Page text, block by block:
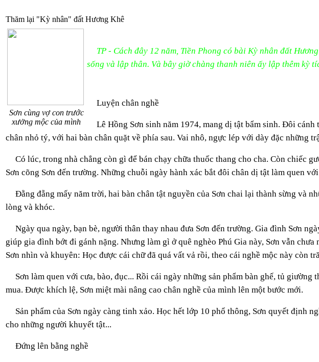
Thăm lại "Kỳ nhân" đất Hương Khê
Sơn cùng vợ con trước
xưởng mộc của mình
TP - Cách đây 12 năm, Tiền Phong có bài Kỳ nhân đất
sống và lập thân. Và bây giờ chàng thanh niên ấy lập thêm kỳ
Luyện chân nghề
Lê Hồng Sơn sinh năm 1974, mang dị tật bẩm sinh. Đôi
chân nhỏ tý, với hai bàn chân quặt về phía sau. Vai nhô, ngực lép với dày đặc những
Có lúc, trong nhà chẳng còn gì để bán chạy chữa thuốc thang cho cha. Còn chiếc
Sơn cõng Sơn đến trường. Những chuỗi ngày hành xác bắt đôi chân dị tật làm quen
Đằng đẵng mấy năm trời, hai bàn chân tật nguyền của Sơn chai lại thành sừng và
lòng và khóc.
Ngày qua ngày, bạn bè, người thân thay nhau đưa Sơn đến trường. Gia đình Sơn
giúp gia đình bớt đi gánh nặng. Nhưng làm gì ở quê nghèo Phú Gia này, Sơn vẫn
Sơn nhìn và khuyên: Học được cái chữ đã quá vất vả rồi, theo cái nghề mộc này còn
Sơn làm quen với cưa, bào, đục... Rồi cái ngày những sản phẩm bàn ghế, tủ
mua. Được khích lệ, Sơn miệt mài nâng cao chân nghề của mình lên một bước mới.
Sản phẩm của Sơn ngày càng tinh xảo. Học hết lớp 10 phổ thông, Sơn quyết định
cho những người khuyết tật...
Đứng lên bằng nghề